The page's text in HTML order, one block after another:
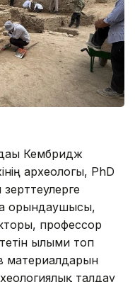
Кембридж
археологы, PhD
орындаушысы,
профессор
ғылыми топ
материалдарын
талдау